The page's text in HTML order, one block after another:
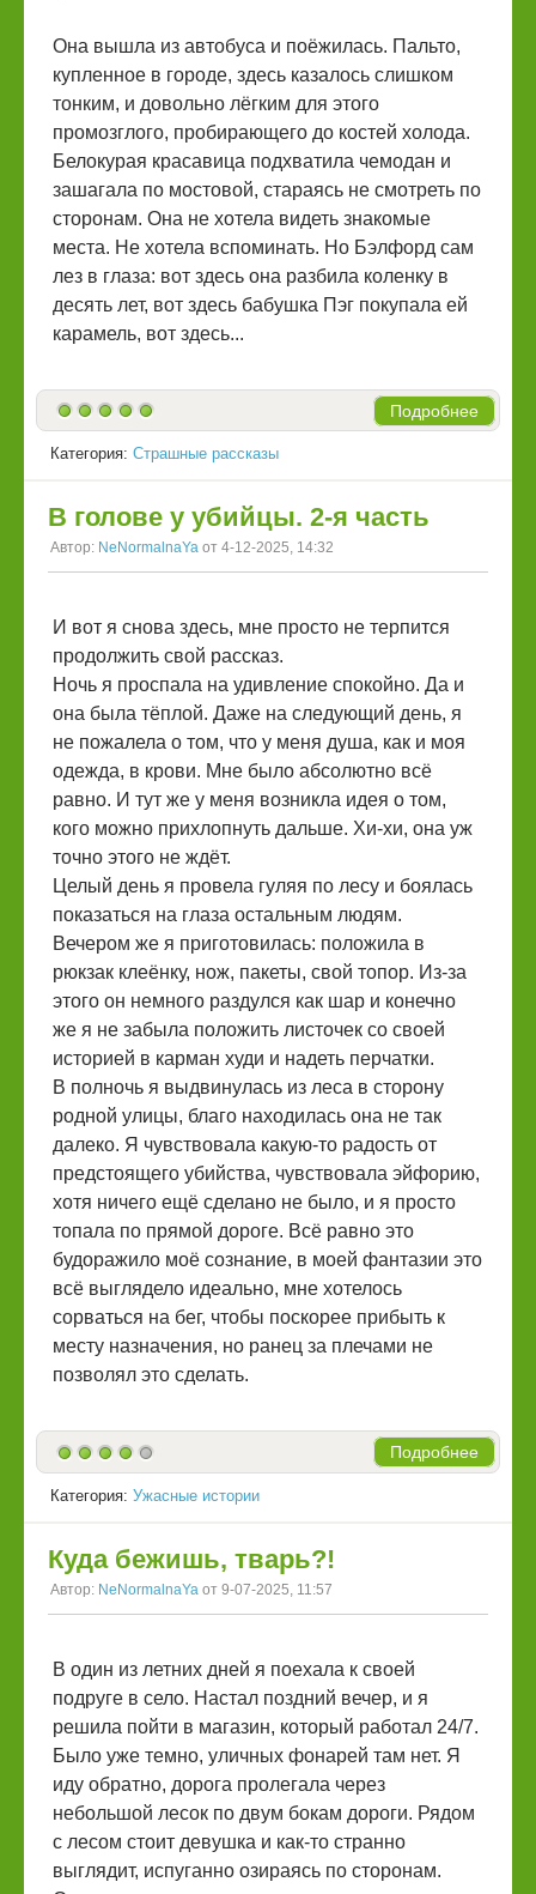
Она вышла из автобуса и поёжилась. Пальто,
купленное в городе, здесь казалось слишком
тонким, и довольно лёгким для этого
промозглого, пробирающего до костей холода.
Белокурая красавица подхватила чемодан и
зашагала по мостовой, стараясь не смотреть по
сторонам. Она не хотела видеть знакомые
места. Не хотела вспоминать. Но Бэлфорд сам
лез в глаза: вот здесь она разбила коленку в
десять лет, вот здесь бабушка Пэг покупала ей
карамель, вот здесь...
Подробнее
Категория: Страшные рассказы
В голове у убийцы. 2-я часть
Автор: NeNormalnaYa от 4-12-2025, 14:32
И вот я снова здесь, мне просто не терпится
продолжить свой рассказ.
Ночь я проспала на удивление спокойно. Да и
она была тёплой. Даже на следующий день, я
не пожалела о том, что у меня душа, как и моя
одежда, в крови. Мне было абсолютно всё
равно. И тут же у меня возникла идея о том,
кого можно прихлопнуть дальше. Хи-хи, она уж
точно этого не ждёт.
Целый день я провела гуляя по лесу и боялась
показаться на глаза остальным людям.
Вечером же я приготовилась: положила в
рюкзак клеёнку, нож, пакеты, свой топор. Из-за
этого он немного раздулся как шар и конечно
же я не забыла положить листочек со своей
историей в карман худи и надеть перчатки.
В полночь я выдвинулась из леса в сторону
родной улицы, благо находилась она не так
далеко. Я чувствовала какую-то радость от
предстоящего убийства, чувствовала эйфорию,
хотя ничего ещё сделано не было, и я просто
топала по прямой дороге. Всё равно это
будоражило моё сознание, в моей фантазии это
всё выглядело идеально, мне хотелось
сорваться на бег, чтобы поскорее прибыть к
месту назначения, но ранец за плечами не
позволял это сделать.
Подробнее
Категория: Ужасные истории
Куда бежишь, тварь?!
Автор: NeNormalnaYa от 9-07-2025, 11:57
В один из летних дней я поехала к своей
подруге в село. Настал поздний вечер, и я
решила пойти в магазин, который работал 24/7.
Было уже темно, уличных фонарей там нет. Я
иду обратно, дорога пролегала через
небольшой лесок по двум бокам дороги. Рядом
с лесом стоит девушка и как-то странно
выглядит, испуганно озираясь по сторонам.